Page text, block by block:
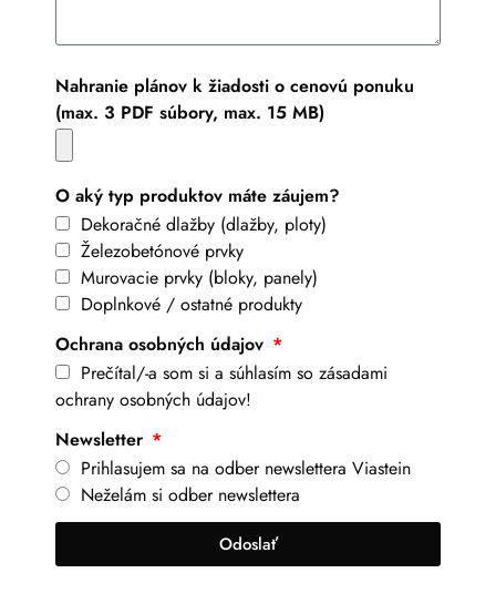
Nahranie plánov k žiadosti o cenovú ponuku
(max. 3 PDF súbory, max. 15 MB)
O aký typ produktov máte záujem?
Dekoračné dlažby (dlažby, ploty)
Železobetónové prvky
Murovacie prvky (bloky, panely)
Doplnkové / ostatné produkty
Ochrana osobných údajov
Prečítal/-a som si a súhlasím so zásadami
ochrany osobných údajov!
Newsletter
Prihlasujem sa na odber newslettera Viastein
Neželám si odber newslettera
Odoslať